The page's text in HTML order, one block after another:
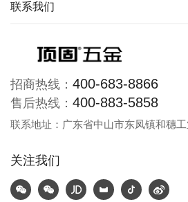
联系我们
招商热线： 400-683-8866
售后热线： 400-883-5858
联系地址：广东省中山市东凤镇和穗
关注我们